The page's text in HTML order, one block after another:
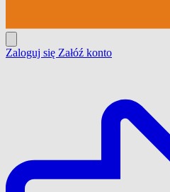
Zaloguj się Załóź konto